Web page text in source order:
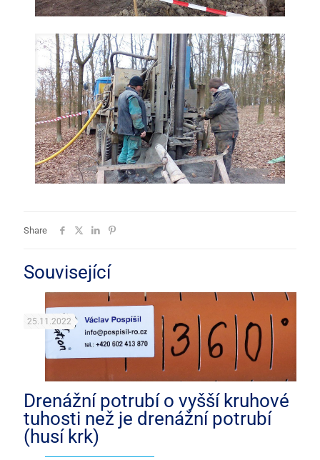
Share
Související
25.11.2022
Drenážní potrubí o vyšší kruhové
tuhosti než je drenážní potrubí
(husí krk)